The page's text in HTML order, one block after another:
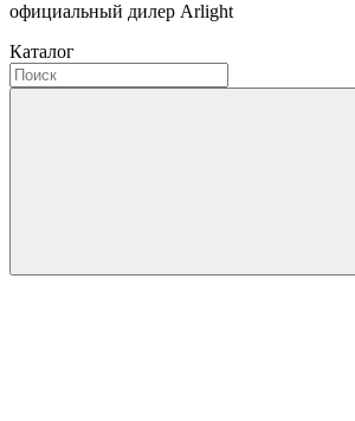
официальный дилер Arlight
Каталог